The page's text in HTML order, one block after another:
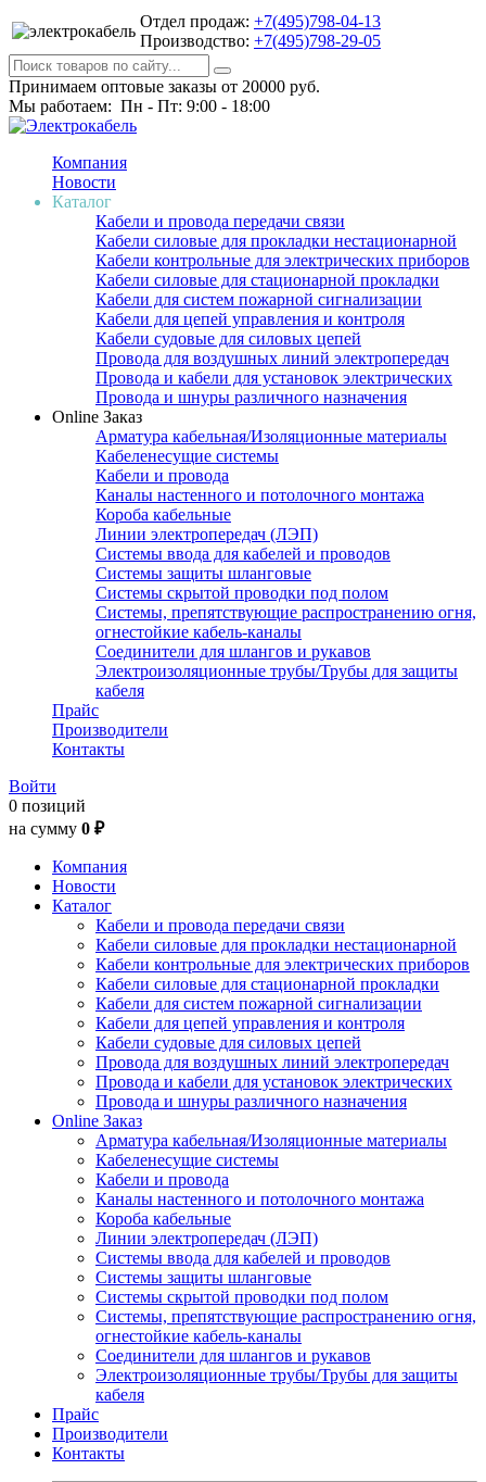
Отдел продаж: +7(495)798-04-13
Производство: +7(495)798-29-05
Принимаем оптовые заказы от 20000 руб.
Мы работаем: Пн - Пт: 9:00 - 18:00
Компания
Новости
Каталог
Кабели и провода передачи связи
Кабели силовые для прокладки нестационарной
Кабели контрольные для электрических приборов
Кабели силовые для стационарной прокладки
Кабели для систем пожарной сигнализации
Кабели для цепей управления и контроля
Кабели судовые для силовых цепей
Провода для воздушных линий электропередач
Провода и кабели для установок электрических
Провода и шнуры различного назначения
Online Заказ
Арматура кабельная/Изоляционные материалы
Кабеленесущие системы
Кабели и провода
Каналы настенного и потолочного монтажа
Короба кабельные
Линии электропередач (ЛЭП)
Системы ввода для кабелей и проводов
Системы защиты шланговые
Системы скрытой проводки под полом
Системы, препятствующие распространению огня,
огнестойкие кабель-каналы
Соединители для шлангов и рукавов
Электроизоляционные трубы/Трубы для защиты
кабеля
Прайс
Производители
Контакты
Войти
0 позиций
на сумму 0 ₽
Компания
Новости
Каталог
Кабели и провода передачи связи
Кабели силовые для прокладки нестационарной
Кабели контрольные для электрических приборов
Кабели силовые для стационарной прокладки
Кабели для систем пожарной сигнализации
Кабели для цепей управления и контроля
Кабели судовые для силовых цепей
Провода для воздушных линий электропередач
Провода и кабели для установок электрических
Провода и шнуры различного назначения
Online Заказ
Арматура кабельная/Изоляционные материалы
Кабеленесущие системы
Кабели и провода
Каналы настенного и потолочного монтажа
Короба кабельные
Линии электропередач (ЛЭП)
Системы ввода для кабелей и проводов
Системы защиты шланговые
Системы скрытой проводки под полом
Системы, препятствующие распространению огня,
огнестойкие кабель-каналы
Соединители для шлангов и рукавов
Электроизоляционные трубы/Трубы для защиты
кабеля
Прайс
Производители
Контакты